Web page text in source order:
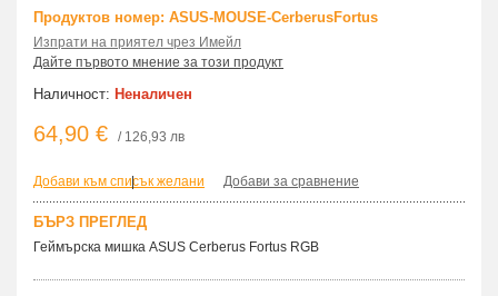
Продуктов номер: ASUS-MOUSE-CerberusFortus
Изпрати на приятел чрез Имейл
Дайте първото мнение за този продукт
Наличност: Неналичен
64,90 € / 126,93 лв
Добави към списък желани
| Добави за сравнение
БЪРЗ ПРЕГЛЕД
Геймърска мишка ASUS Cerberus Fortus RGB